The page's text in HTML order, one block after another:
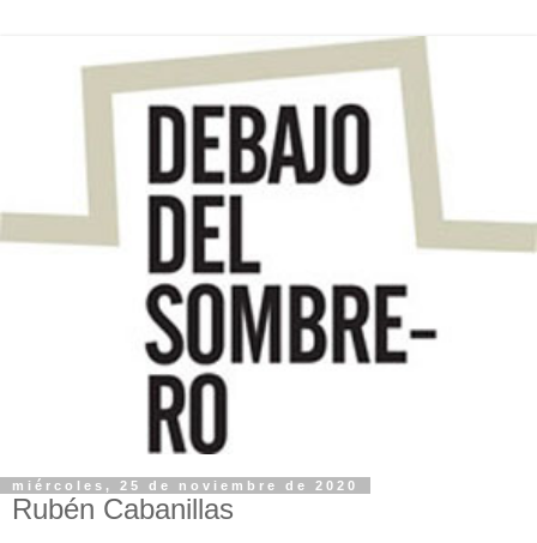
miércoles, 25 de noviembre de 2020
Rubén Cabanillas